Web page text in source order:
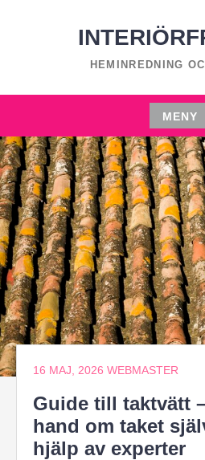
HEMINREDNING
MENY
Hoppa
till
innehåll
16 MAJ, 2026 WEBMASTER
Guide till taktvätt
hand om taket
hjälp av experter